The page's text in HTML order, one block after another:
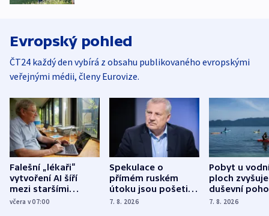
Evropský pohled
ČT24 každý den vybírá z obsahu publikovaného evropskými
veřejnými médii, členy Eurovize.
Falešní „lékaři“
vytvoření AI šíří
mezi staršími
Poláky nebezpečné
včera v 07:00
Spekulace o
přímém ruském
útoku jsou pošetilé,
míní estonský
7. 8. 2026
Pobyt u
ploch zvyšuje
duševní
ukázala
7. 8. 2026